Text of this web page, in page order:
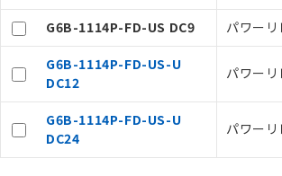
G6B-1114P-FD-US DC9 パワー
G6B-1114P-FD-US-U
DC12
パワー
G6B-1114P-FD-US-U
DC24
パワー